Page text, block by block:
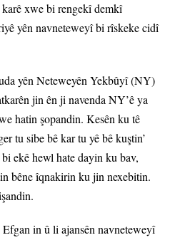
xwe bi rengekî demkî
yên navneteweyî bi rîskeke cidî
yên Neteweyên Yekbûyî (NY)
jin ên ji navenda NY’ê ya
hatin şopandin. Kesên ku tê
tu sibe bê kar tu yê bê kuştin’
ekê hewl hate dayin ku bav,
bêne îqnakirin ku jin nexebitin.
in û li ajansên navneteweyî